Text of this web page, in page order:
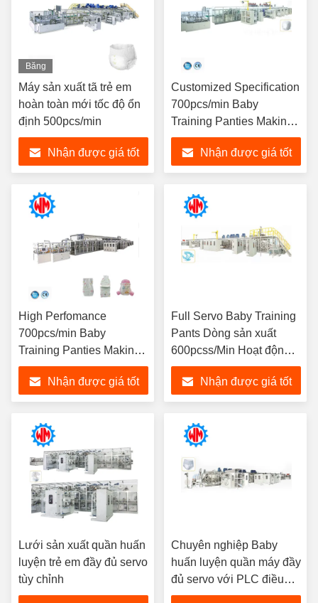
Băng
hình
Máy sản xuất tã trẻ em
hoàn toàn mới tốc độ ổn
định 500pcs/min
Nhận được giá tốt
Customized Specification
700pcs/min Baby
Training Panties Making
Machine Stable Work
Nhận được giá tốt
High Perfomance
700pcs/min Baby
Training Panties Making
Machine CE ISO9001
CertificateNhận được giá tốt
Full Servo Baby Training
Pants Dòng sản xuất
600pcss/Min Hoạt động
thông minh Thiết bị tã trẻ
em
Nhận được giá tốt
Lưới sản xuất quần huấn
luyện trẻ em đầy đủ servo
tùy chỉnh
Chuyên nghiệp Baby
huấn luyện quần máy đầy
đủ servo với PLC điều
khiển thông minh